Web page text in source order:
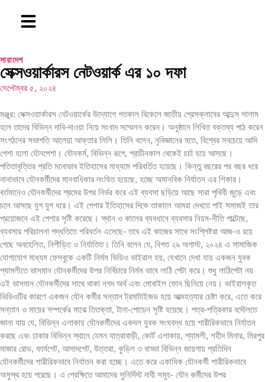
সারাদেশ
সেক্সওয়ার্কারস নেটওয়ার্ক এর ১০ দফা
সেপ্টেম্বর ৫, ২০২৪
মঞ্জুর: সেক্সওয়ার্কারস নেটওয়ার্কের উদ্যোগে গতকাল বিকেলে জাতীয় প্রেসক্লাবের আব্দুস সালাম
হলে তাদের বিভিন্ন দাবি-দাওয়া নিয়ে সংবাদ সম্মেলন করেন। অনুষ্ঠানে লিখিত বক্তব্য পাঠ করেন
সংগঠনের সভাপতি আলেয়া আক্তার লিলি। তিনি বলেন, নৃবিজ্ঞানের মতে, বিশ্বের সবচেয়ে আদি
পেশা হলো যৌনপেশা। যৌনকর্ম, বিভিন্ন রূপে, প্রাচীনকাল থেকেই চর্চা হয়ে আসছে।
পতিতাবৃত্তির প্রতি মনোভাব ইতিহাসের মাধ্যমে পরিবর্তিত হয়েছে। কিন্তু বছরের পর বছর ধরে
নানাভাবে যৌনকর্মীদের মানবাধিকার লংঘিত হয়েছে, হচ্ছে অমানবিক নির্যাতন এর শিকার।
বর্তমানেও যৌনকর্মীদের শ্রমের উপর নির্ভর করে এই ব্যবসা ছড়িয়ে আছে সারা পৃথিবী জুড়ে এবং
চলে আসছে যুগ যুগ ধরে। এই পেশার ইতিহাসের দিকে তাকালে আমরা দেখতে পাই সমাজই তার
প্রয়োজনে এই পেশার সৃষ্টি করেছে। স্থান ও কালের ব্যবধানে ব্যবসার নিয়ম-নীতি পাল্টেছে,
ব্যবসার পরিচালনা পদ্ধতিতে পরিবর্তন এসেছে- তবে এই কাজের সাথে সংশ্লিষ্টরা আজ-ও রয়ে
গেছে অবহেলিত, নিপীড়িত ও নির্যাতিত। তিনি বলেন যে, বিগত ২৯ অগাস্ট, ২০২৪ এ সামাজিক
যোগাযোগ মাধ্যম ফেসবুকে একটি নির্মম ভিডিও ভাইরাল হয়, যেখানে দেখা যায় একজন যুবক
শ্যামলীতে ভাসমান যৌনকর্মীদের উপর নির্বিচারে নির্মম ভাবে লাঠি পেটা করে। শুধু লাঠিপেটা নয়
এই ভাসমান যৌনকর্মীদের সাথে থাকা নগদ অর্থ এবং মোবাইল ফোন ছিনিয়ে নেয়। ভাইরালকৃত
ভিডিওটির কারণে একজন যৌন কর্মীর সন্তান ট্রমাটাইজড হয়ে আত্মহত্যার চেষ্টা করে, এতে করে
সন্তান ও মায়ের সম্পর্কের মাঝে তিতক্তা, টানা-পোড়েন সৃষ্টি হয়েছে। পত্র-পত্রিকার বদৌলতে
জানা যায় যে, বিভিন্ন এলাকায় যৌনকর্মীদের একদল যুবক সংঘবদ্ধ হয়ে শারীরিকভাবে নির্যাতন
করছে এবং ঢাকার বিভিন্ন স্থানে যেমন যাত্রাবাড়ী, কোর্ট এলাকায়, শ্যামলী, শহীদ মিনার, মিরপুর
মাজার রোড, ফার্মগেট, আসাদগেট, উত্তরা, কুড়িল ও বাড্ডা বিভিন্ন জায়গায় প্রতিদিন
যৌনকর্মীদের শারীরিকভাবে নির্যাতন করা হচ্ছে। এতে করে একাধিক যৌনকর্মী শারীরিকভাবে
অসুস্থ হয়ে পরেছে। এ প্রেক্ষিতে আমাদের সুনির্দিস্ট দাবী সমূহ- যৌন কর্মীদের উপর